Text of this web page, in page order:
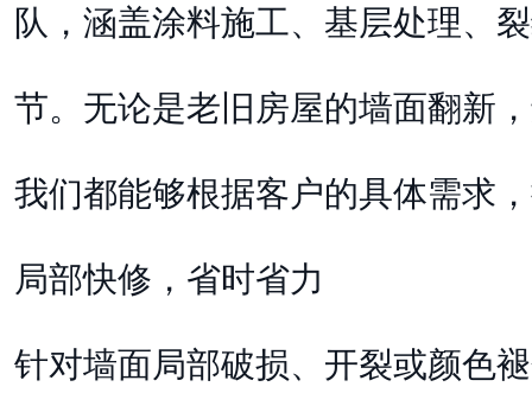
队，涵盖涂料施工、基层处理、
节。无论是老旧房屋的墙面翻新
我们都能够根据客户的具体需求
局部快修，省时省力
针对墙面局部破损、开裂或颜色